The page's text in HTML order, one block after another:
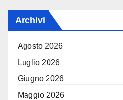
Archivi
Agosto 2026
Luglio 2026
Giugno 2026
Maggio 2026